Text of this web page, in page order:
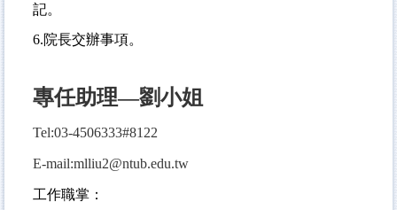
記。
6.院長交辦事項。
專任助理—劉小姐
Tel:03-4506333#8122
E-mail:mlliu2@ntub.edu.tw
工作職掌：